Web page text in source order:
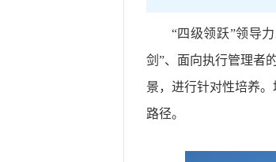
“四级领跃”领导
剑”、面向执行管理者
景，进行针对性培养
路径。